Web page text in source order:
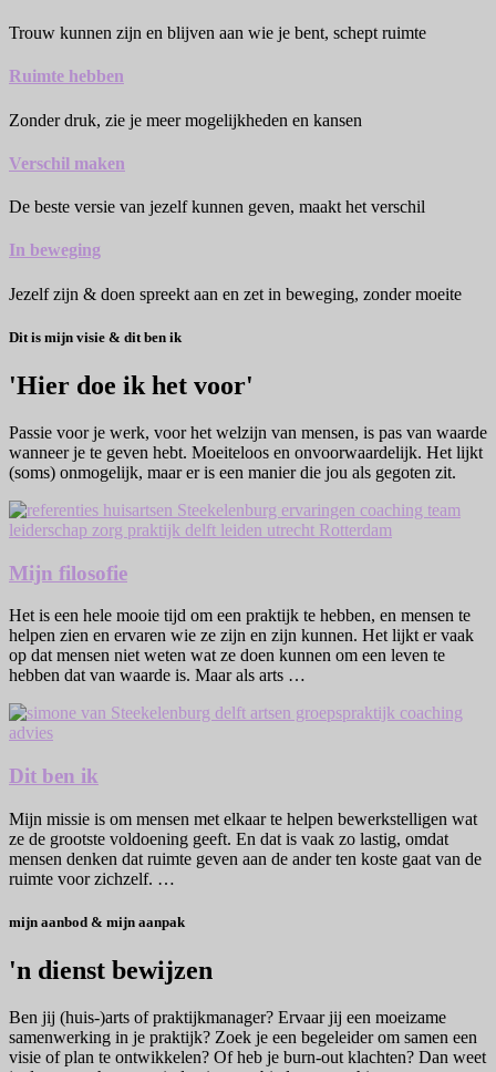
Trouw kunnen zijn en blijven aan wie je bent, schept ruimte
Ruimte hebben
Zonder druk, zie je meer mogelijkheden en kansen
Verschil maken
De beste versie van jezelf kunnen geven, maakt het verschil
In beweging
Jezelf zijn & doen spreekt aan en zet in beweging, zonder moeite
Dit is mijn visie & dit ben ik
'Hier doe ik het voor'
Passie voor je werk, voor het welzijn van mensen, is pas van waarde
wanneer je te geven hebt. Moeiteloos en onvoorwaardelijk. Het lijkt
(soms) onmogelijk, maar er is een manier die jou als gegoten zit.
Mijn filosofie
Het is een hele mooie tijd om een praktijk te hebben, en mensen te
helpen zien en ervaren wie ze zijn en zijn kunnen. Het lijkt er vaak
op dat mensen niet weten wat ze doen kunnen om een leven te
hebben dat van waarde is. Maar als arts …
Dit ben ik
Mijn missie is om mensen met elkaar te helpen bewerkstelligen wat
ze de grootste voldoening geeft. En dat is vaak zo lastig, omdat
mensen denken dat ruimte geven aan de ander ten koste gaat van de
ruimte voor zichzelf. …
mijn aanbod & mijn aanpak
'n dienst bewijzen
Ben jij (huis-)arts of praktijkmanager? Ervaar jij een moeizame
samenwerking in je praktijk? Zoek je een begeleider om samen een
visie of plan te ontwikkelen? Of heb je burn-out klachten? Dan weet